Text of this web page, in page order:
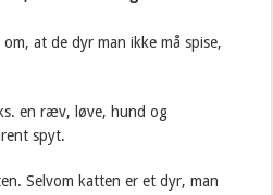
at de dyr man ikke må spise,
en ræv, løve, hund og
spyt.
Selvom katten er et dyr, man